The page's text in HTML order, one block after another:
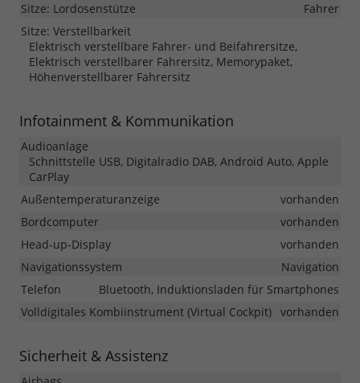
Sitze: Lordosenstütze
Fahrer
Sitze: Verstellbarkeit
Elektrisch verstellbare Fahrer- und Beifahrersitze,
Elektrisch verstellbarer Fahrersitz, Memorypaket,
Höhenverstellbarer Fahrersitz
Infotainment & Kommunikation
Audioanlage
Schnittstelle USB, Digitalradio DAB, Android Auto, Apple
CarPlay
Außentemperaturanzeige
vorhanden
Bordcomputer
vorhanden
Head-up-Display
vorhanden
Navigationssystem
Navigation
Telefon
Bluetooth, Induktionsladen für Smartphones
Volldigitales Kombiinstrument (Virtual Cockpit) vorhanden
Sicherheit & Assistenz